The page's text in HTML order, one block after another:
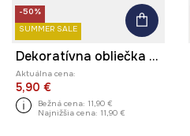
-50%
SUMMER SALE
Dekoratívna obliečka na vankúš
Aktuálna cena:
5,90 €
Bežná cena: 11,90 €
Najnižšia cena: 11,90 €